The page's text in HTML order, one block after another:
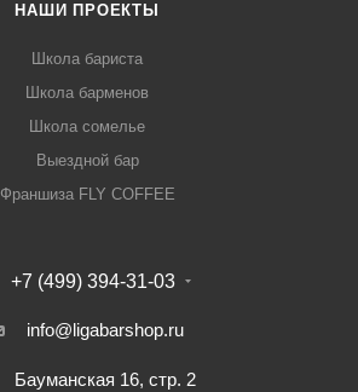
НАШИ ПРОЕКТЫ
Школа бариста
Школа барменов
Школа сомелье
Выездной бар
Франшиза FLY COFFEE
+7 (499) 394-31-03
info@ligabarshop.ru
Бауманская 16, стр. 2